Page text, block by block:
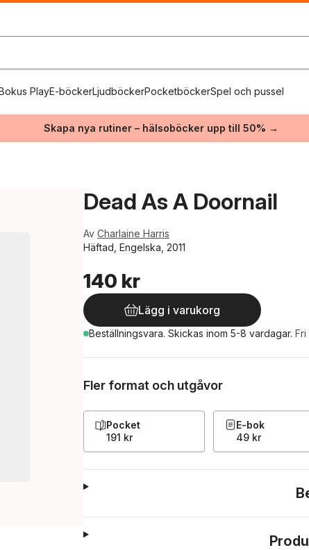
PlayE-böckerLjudböckerPocketböckerSpel och pussel
Skapa nya rutiner – hälsoböcker upp till 50% →
Dead As A Doornail
Av Charlaine Harris
Häftad, Engelska, 2011
140 kr
Lägg i varukorg
Beställningsvara. Skickas inom 5-8 vardagar.
Fler format och utgåvor
Pocket
191 kr
E-bok
49 kr